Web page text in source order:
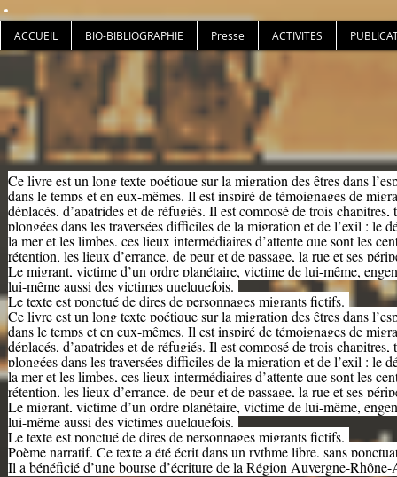
ACCUEIL BIO-BIBLIOGRAPHIE Presse ACTIVITES
Ce livre est un long texte poétique sur la migration des êtres dans
dans le temps et en eux-mêmes. Il est inspiré de témoignages de
déplacés, d’apatrides et de réfugiés. Il est composé de trois chapitres,
plongées dans les traversées difficiles de la migration et de l’exil : le
la mer et les limbes, ces lieux intermédiaires d’attente que sont les
rétention, les lieux d’errance, de peur et de passage, la rue et ses
Le migrant, victime d’un ordre planétaire, victime de lui-même,
lui-même aussi des victimes quelquefois.
Le texte est ponctué de dires de personnages migrants fictifs.
Ce livre est un long texte poétique sur la migration des êtres dans
dans le temps et en eux-mêmes. Il est inspiré de témoignages de
déplacés, d’apatrides et de réfugiés. Il est composé de trois chapitres,
plongées dans les traversées difficiles de la migration et de l’exil : le
la mer et les limbes, ces lieux intermédiaires d’attente que sont les
rétention, les lieux d’errance, de peur et de passage, la rue et ses
Le migrant, victime d’un ordre planétaire, victime de lui-même,
lui-même aussi des victimes quelquefois.
Le texte est ponctué de dires de personnages migrants fictifs.
Poème narratif. Ce texte a été écrit dans un rythme libre, sans
Il a bénéficié d’une bourse d’écriture de la Région Auvergne-Rhône-